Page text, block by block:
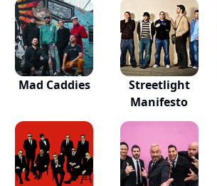
Mad Caddies
Streetlight
Manifesto